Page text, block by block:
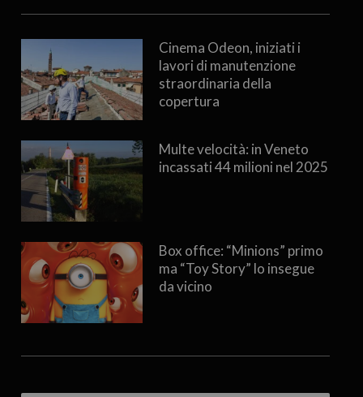
Cinema Odeon, iniziati i
lavori di manutenzione
straordinaria della
copertura
Multe velocità: in Veneto
incassati 44 milioni nel 2025
Box office: “Minions” primo
ma “Toy Story” lo insegue
da vicino